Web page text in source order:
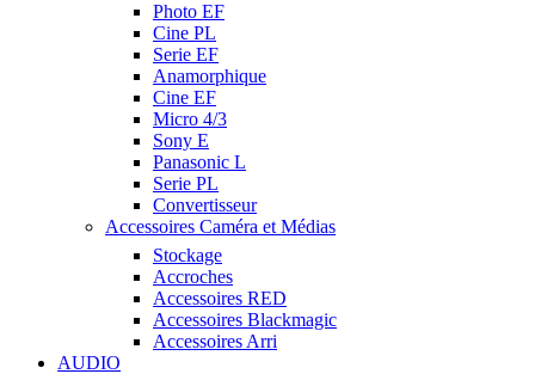
Photo EF
Cine PL
Serie EF
Anamorphique
Cine EF
Micro 4/3
Sony E
Panasonic L
Serie PL
Convertisseur
Accessoires Caméra et Médias
Stockage
Accroches
Accessoires RED
Accessoires Blackmagic
Accessoires Arri
AUDIO